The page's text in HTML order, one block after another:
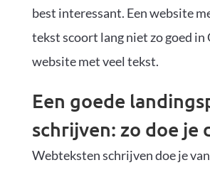
best interessant. Een website
tekst scoort lang niet zo goed in
website met veel tekst.
Een goede
schrijven: zo doe je
Webteksten schrijven doe je